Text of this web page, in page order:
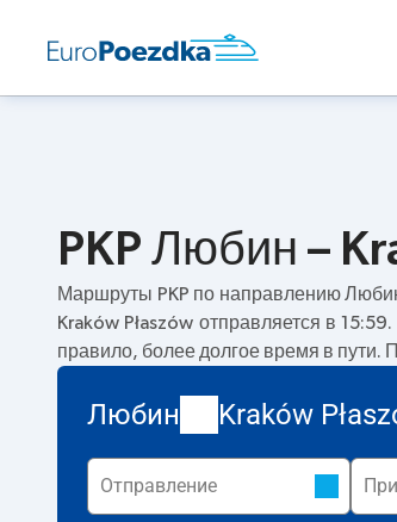
PKP Любин –
Маршруты PKP по направлению
Kraków Płaszów отправляется в
правило, более долгое время в пути.
Любин Kraków